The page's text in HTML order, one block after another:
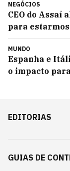
NEGÓCIOS
CEO do Assaí
para
MUNDO
Espanha e
o impacto
EDITORIAS
GUIAS DE